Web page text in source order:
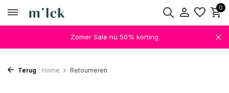
0
Zomer Sale nú 50% korting
Terug Home Retourneren